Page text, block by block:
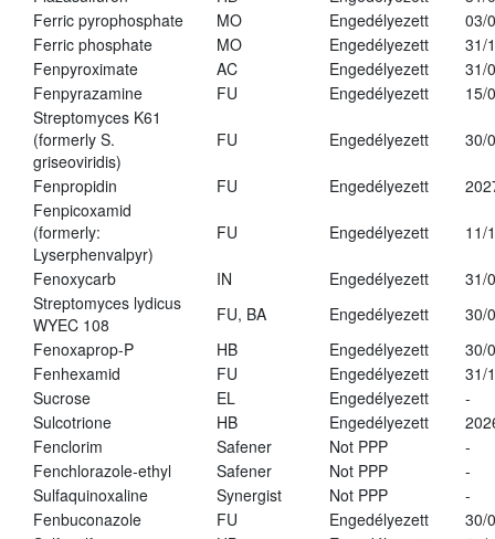
Ferric pyrophosphate
MO Engedélyezett
03/
Ferric phosphate
MO Engedélyezett
31/
Fenpyroximate
AC Engedélyezett
31/
Fenpyrazamine
FU Engedélyezett
15/
Streptomyces K61
(formerly S.
griseoviridis)
FU Engedélyezett 30/
Fenpropidin FU Engedélyezett
Fenpicoxamid
(formerly:
Lyserphenvalpyr)
FU Engedélyezett 11/
Fenoxycarb IN Engedélyezett
31/
Streptomyces lydicus
WYEC 108
FU, BA Engedélyezett
30/
Fenoxaprop-P
HB Engedélyezett
30/
Fenhexamid
FU Engedélyezett
31/
Sucrose
EL Engedélyezett
-
Sulcotrione
HB Engedélyezett
Fenclorim
Safener Not PPP
-
Fenchlorazole-ethyl
Safener Not PPP
-
Sulfaquinoxaline
Synergist Not PPP
-
Fenbuconazole
FU Engedélyezett
30/